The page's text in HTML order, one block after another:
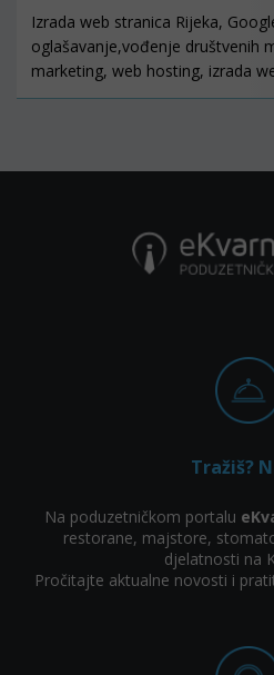
Izrada web stranica Rijeka,
oglašavanje,vođenje društvenih
marketing, web hosting, izrada
Tražiš?
Na poduzetničkom portalu
restorane, majstore,
djelatnosti na
Pročitajte aktualne novosti i